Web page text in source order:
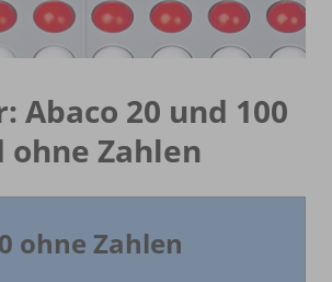
Abaco 20 und 100
Zahlen
ohne Zahlen